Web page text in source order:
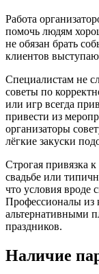
Работа
помочь людям
не обязан брать
клиентов
Специалистам не
советы по
или игр всегда
привести из
организаторы
лёгкие закуски
Строгая привязка
свадьбе или
что условия вроде
Профессионалы из
альтернативными
праздников.
Наличие